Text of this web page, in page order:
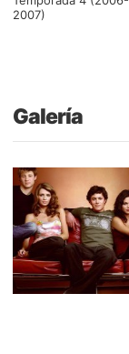
2007)
Galería